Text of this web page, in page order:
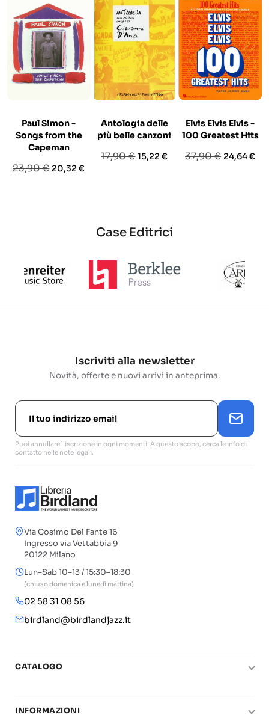
Paul Simon -
Songs from the
Capeman
Prezzo
23,90 € Prezzo
20,32 €
Antologia delle
più belle canzoni
Prezzo
17,90 €Prezzo
15,22 €
Elvis Elvis Elvis -
100 Greatest Hits
Prezzo
37,90 € Prezzo
24,64 €
Case Editrici
Iscriviti alla newsletter
Novità, offerte e nuovi arrivi in anteprima.
Puoi annullare l'iscrizione in ogni momenti. A questo scopo, cerca le info di
contatto nelle note legali.
Via Cosimo Del Fante 16
Ingresso via Vettabbia 9
20122 Milano
Lun–Sab 10–13 / 15:30–18:30
(chiuso domenica e lunedì mattina)
02 58 31 08 56
birdland@birdlandjazz.it
CATALOGO
Chitarra
INFORMAZIONI